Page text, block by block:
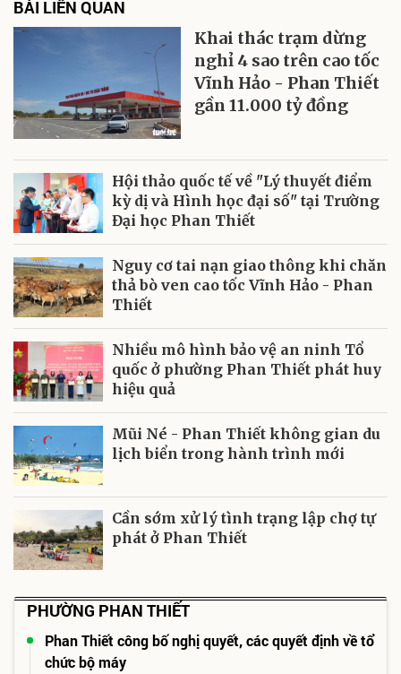
BÀI LIÊN QUAN
Khai thác trạm dừng
nghỉ 4 sao trên cao tốc
Vĩnh Hảo - Phan Thiết
gần 11.000 tỷ đồng
Hội thảo quốc tế về "Lý thuyết điểm
kỳ dị và Hình học đại số" tại Trường
Đại học Phan Thiết
Nguy cơ tai nạn giao thông khi chăn
thả bò ven cao tốc Vĩnh Hảo - Phan
Thiết
Nhiều mô hình bảo vệ an ninh Tổ
quốc ở phường Phan Thiết phát huy
hiệu quả
Mũi Né - Phan Thiết không gian du
lịch biển trong hành trình mới
Cần sớm xử lý tình trạng lập chợ tự
phát ở Phan Thiết
PHƯỜNG PHAN THIẾT
Phan Thiết công bố nghị quyết, các quyết định về tổ
chức bộ máy